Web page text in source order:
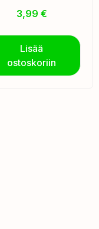
3,99 €
Lisää
ostoskoriin